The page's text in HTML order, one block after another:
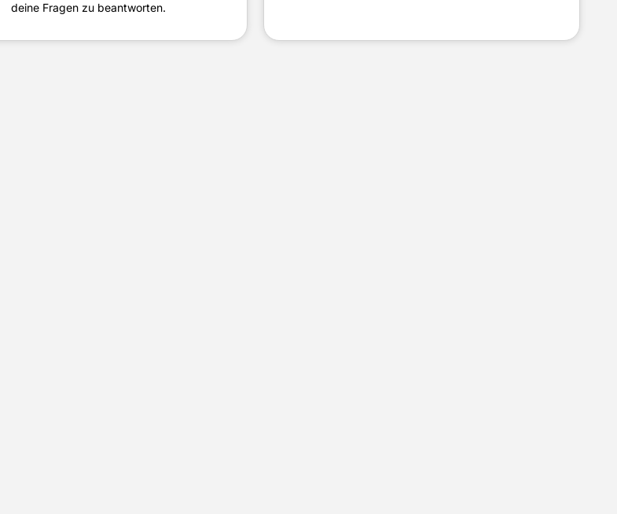
deine Fragen zu beantworten.